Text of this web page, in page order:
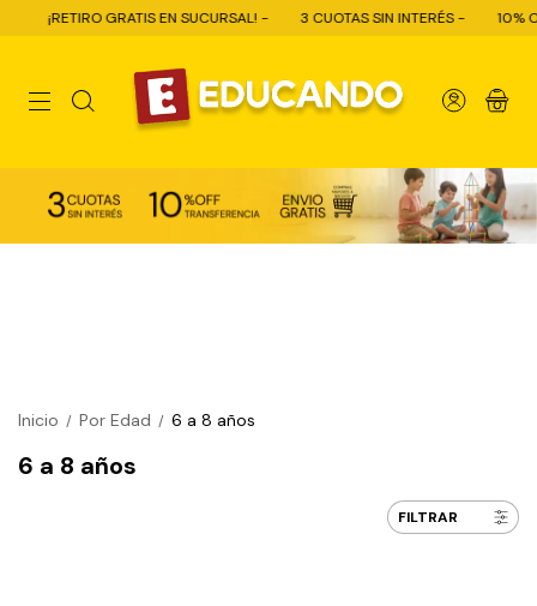
EN SUCURSAL! - 3 CUOTAS SIN INTERÉS - 10% OFF CON
0
Inicio / Por Edad / 6 a 8 años
6 a 8 años
FILTRAR